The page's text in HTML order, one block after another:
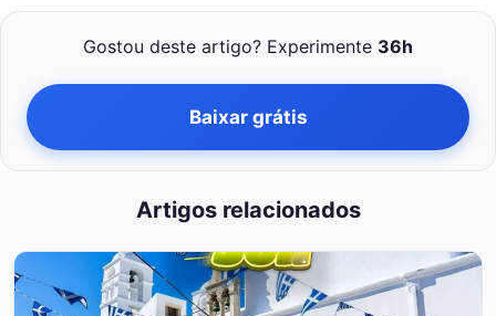
Gostou deste artigo? Experimente 36h
Baixar grátis
Artigos relacionados